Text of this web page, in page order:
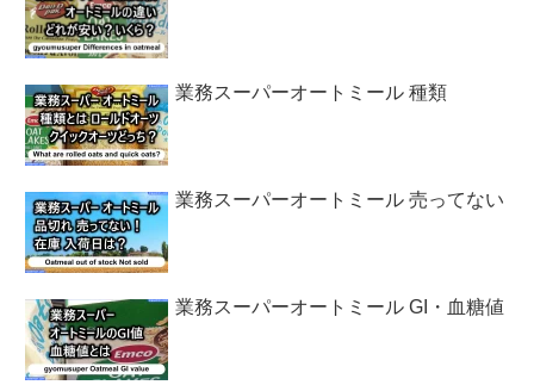
業務スーパーオートミール 種類
業務スーパーオートミール 売ってない
業務スーパーオートミール GI・血糖値